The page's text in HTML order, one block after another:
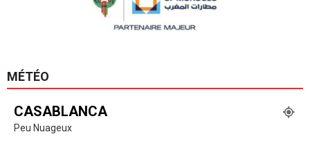
MÉTÉO
CASABLANCA
Peu Nuageux